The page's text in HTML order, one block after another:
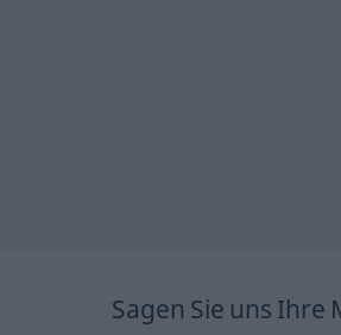
Sagen Sie uns Ihre